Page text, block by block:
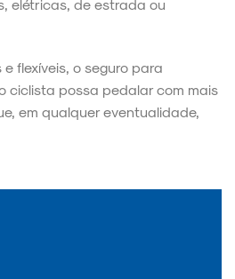
elétricas, de estrada ou
flexíveis, o seguro para
ciclista possa pedalar com mais
em qualquer eventualidade,